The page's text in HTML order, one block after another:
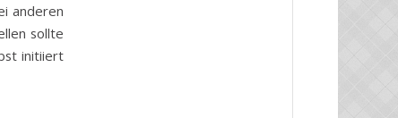
anderen
sollte
initiiert